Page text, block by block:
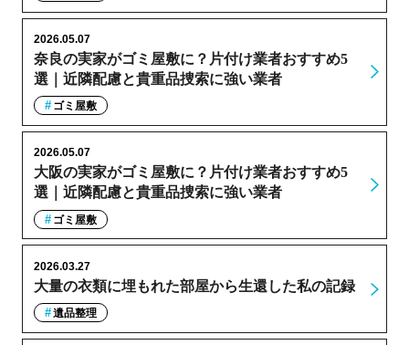
奈良の実家がゴミ屋敷に？片付け業者おすすめ5
選｜近隣配慮と貴重品捜索に強い業者
2026.05.07
ゴミ屋敷
大阪の実家がゴミ屋敷に？片付け業者おすすめ5
選｜近隣配慮と貴重品捜索に強い業者
2026.05.07
ゴミ屋敷
大量の衣類に埋もれた部屋から生還した私の記録
2026.03.27
遺品整理